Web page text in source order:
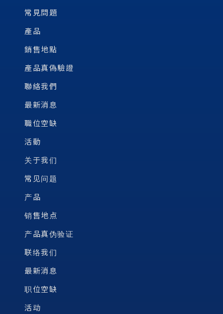
常見問題
產品
銷售地點
產品真偽驗證
聯絡我們
最新消息
職位空缺
活動
关于我们
常见问题
产品
销售地点
产品真伪验证
联络我们
最新消息
职位空缺
活动